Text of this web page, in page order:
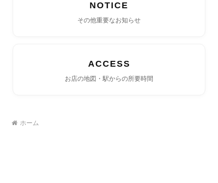
NOTICE
その他重要なお知らせ
ACCESS
お店の地図・駅からの所要時間
ホーム